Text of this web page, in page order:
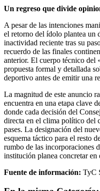
Un regreso que divide
A pesar de las intenciones
el retorno del ídolo plantea un
inactividad reciente tras su
recuerdo de las finales
anterior. El cuerpo técnico del
propuesta formal y detallada
deportivo antes de emitir una
La magnitud de este anuncio
encuentra en una etapa clave
donde cada decisión del
directa en el clima político del
pases. La designación del
esquema táctico para el resto
rumbo de las incorporaciones
institución planea concretar en
Fuente de información: TyC